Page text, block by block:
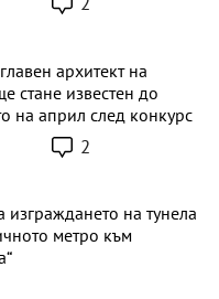
архитект на
стане известен до
на април след конкурс
2
изграждането на тунела
метро към